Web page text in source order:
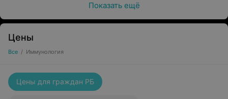
Показать ещё
Цены
Все / Иммунология
Цены для граждан РБ